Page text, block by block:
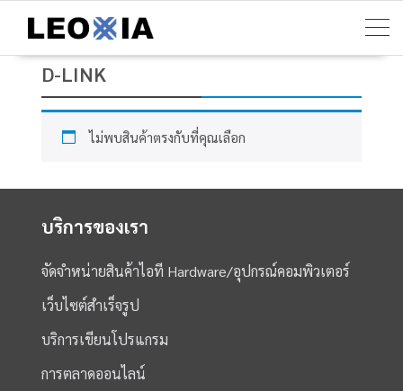
content
D-LINK
ไม่พบสินค้าตรงกับที่คุณเลือก
บริการของเรา
จัดจำหน่ายสินค้าไอที Hardware/อุปกรณ์คอมพิวเตอร์
เว็บไซต์สำเร็จรูป
บริการเขียนโปรแกรม
การตลาดออนไลน์